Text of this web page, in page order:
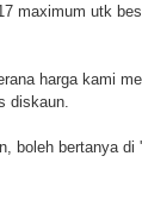
maximum utk
harga kami
diskaun.
boleh bertanya di